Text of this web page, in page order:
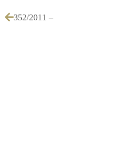
352/2011 –